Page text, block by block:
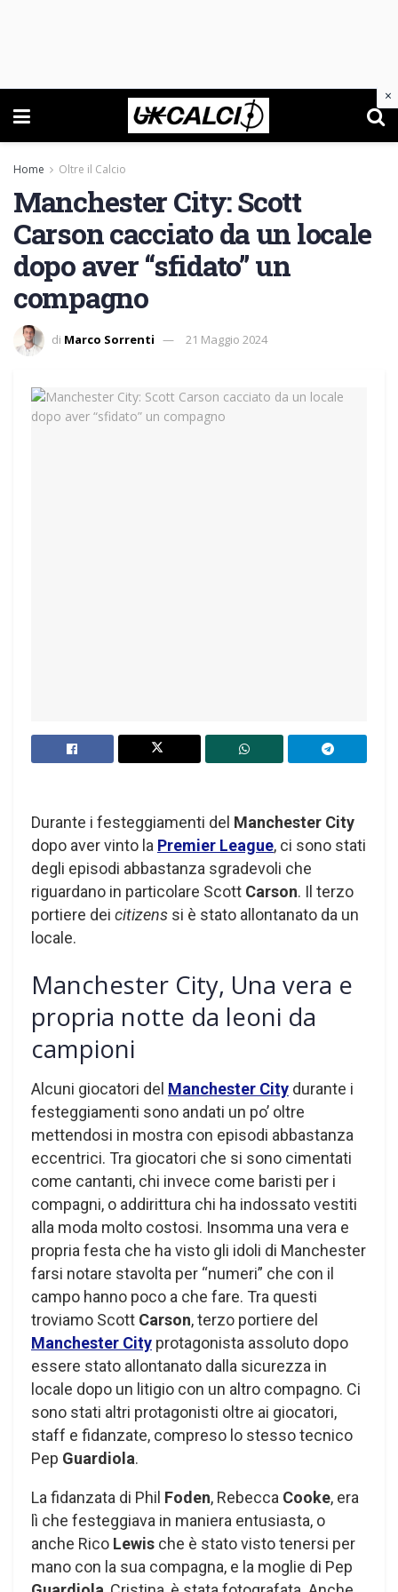
Home Oltre il Calcio
Manchester City: Scott
Carson cacciato da un locale
dopo aver “sfidato” un
compagno
di Marco Sorrenti 21 Maggio 2024
Durante i festeggiamenti del Manchester City
dopo aver vinto la Premier League, ci sono stati
degli episodi abbastanza sgradevoli che
riguardano in particolare Scott Carson. Il terzo
portiere dei citizens si è stato allontanato da un
locale.
Manchester City, Una vera e
propria notte da leoni da
campioni
Alcuni giocatori del Manchester City durante i
festeggiamenti sono andati un po’ oltre
mettendosi in mostra con episodi abbastanza
eccentrici. Tra giocatori che si sono cimentati
come cantanti, chi invece come baristi per i
compagni, o addirittura chi ha indossato vestiti
alla moda molto costosi. Insomma una vera e
propria festa che ha visto gli idoli di Manchester
farsi notare stavolta per “numeri” che con il
campo hanno poco a che fare. Tra questi
troviamo Scott Carson, terzo portiere del
Manchester City protagonista assoluto dopo
essere stato allontanato dalla sicurezza in
locale dopo un litigio con un altro compagno. Ci
sono stati altri protagonisti oltre ai giocatori,
staff e fidanzate, compreso lo stesso tecnico
Pep Guardiola.
La fidanzata di Phil Foden, Rebecca Cooke, era
lì che festeggiava in maniera entusiasta, o
anche Rico Lewis che è stato visto tenersi per
mano con la sua compagna, e la moglie di Pep
×